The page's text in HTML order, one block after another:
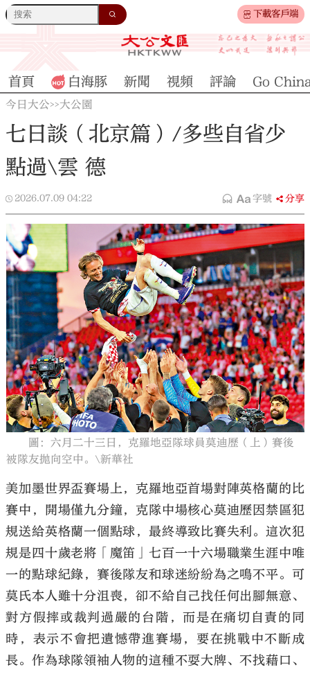
下載客戶端
大公文匯
首頁 白海豚 新聞 視頻 評論 Go
今日大公>>大公園
七日談（北京篇）/多些自省少
點過\雲 德
2026.07.09 04:22 字號 分享
圖：六月二十三日，克羅地亞隊球員莫迪歷（上）賽後
被隊友拋向空中。\新華社
美加墨世界盃賽場上，克羅地亞首場對陣英格蘭的比
賽中，開場僅九分鐘，克隊中場核心莫迪歷因禁區犯
規送給英格蘭一個點球，最終導致比賽失利。這次犯
規是四十歲老將「魔笛」七百一十六場職業生涯中唯
一的點球紀錄，賽後隊友和球迷紛紛為之鳴不平。可
莫氏本人雖十分沮喪，卻不給自己找任何出腳無意、
對方假摔或裁判過嚴的台階，而是在痛切自責的同
時，表示不會把遺憾帶進賽場，要在挑戰中不斷成
長。作為球隊領袖人物的這種不耍大牌、不找藉口、